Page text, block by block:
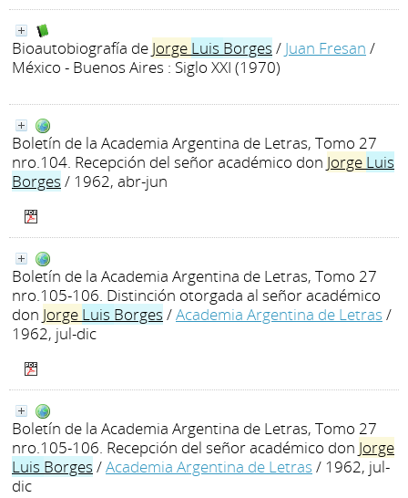
Bioautobiografía de Jorge Luis Borges / Juan Fresan /
México - Buenos Aires : Siglo XXI (1970)
Boletín de la Academia Argentina de Letras, Tomo 27
nro.104. Recepción del señor académico don Jorge Luis
Borges / 1962, abr-jun
Boletín de la Academia Argentina de Letras, Tomo 27
nro.105-106. Distinción otorgada al señor académico
don Jorge Luis Borges /Academia Argentina de Letras /
1962, jul-dic
Boletín de la Academia Argentina de Letras, Tomo 27
nro.105-106. Recepción del señor académico don Jorge
Luis Borges /Academia Argentina de Letras / 1962, jul-
dic